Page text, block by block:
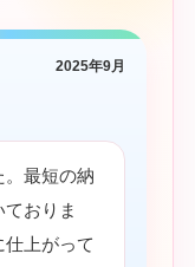
2025年9月
最短の納
おりま
上がって